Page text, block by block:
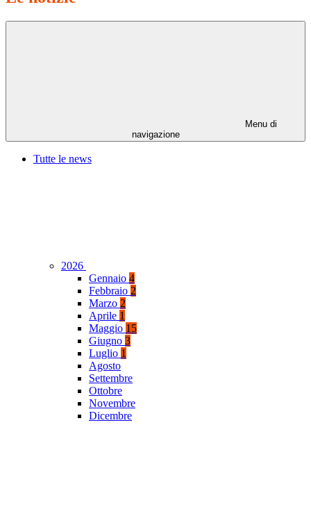
Menu di
navigazione
Tutte le news
2026
Gennaio 4
Febbraio 2
Marzo 2
Aprile 1
Maggio 15
Giugno 3
Luglio 1
Agosto
Settembre
Ottobre
Novembre
Dicembre